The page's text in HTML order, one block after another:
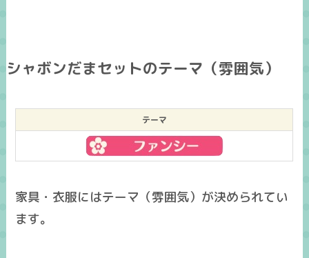
シャボンだまセットのテーマ（雰囲気）
テーマ
家具・衣服にはテーマ（雰囲気）が決められてい
ます。